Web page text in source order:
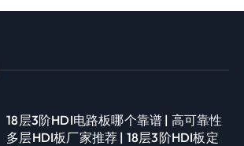
18层3阶HDI电路板哪个靠谱 | 高可靠性
多层HDI板厂家推荐 | 18层3阶HDI板定